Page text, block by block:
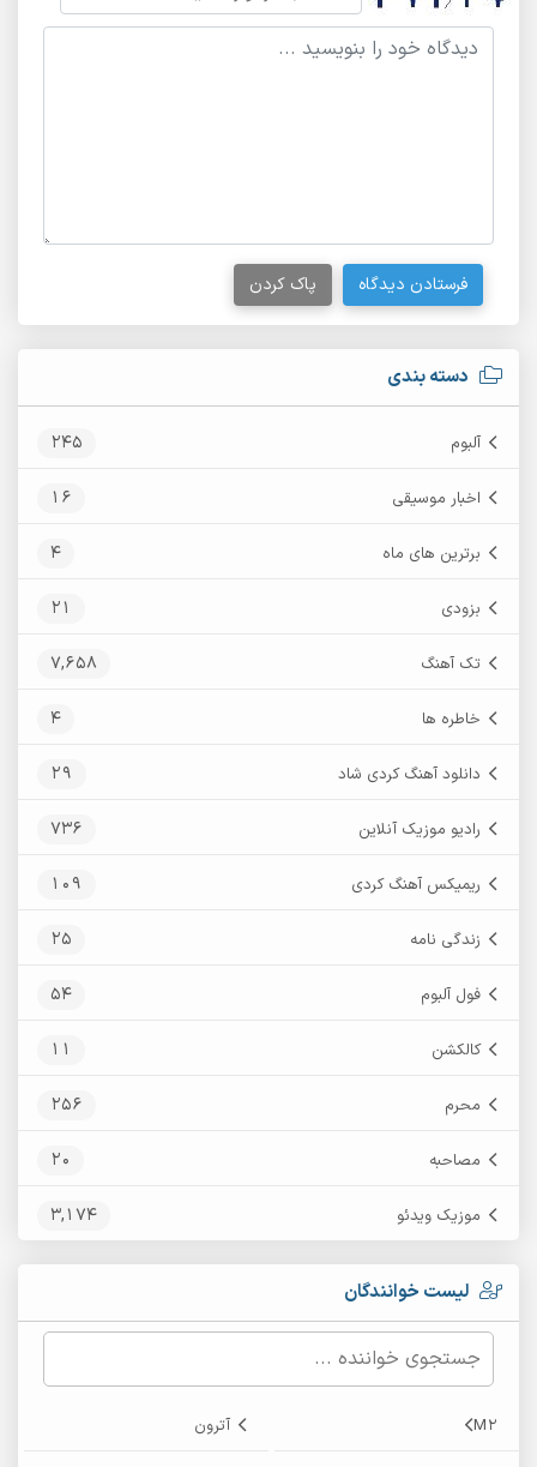
دسته بندی
آلبوم 245
اخبار موسیقی 16
برترین های ماه 4
بزودی 21
تک آهنگ 7,658
خاطره ها 4
دانلود آهنگ کردی شاد 29
رادیو موزیک آنلاین 736
ریمیکس آهنگ کردی 109
زندگی نامه 25
فول آلبوم 54
کالکشن 11
محرم 256
مصاحبه 20
موزیک ویدئو 3,174
لیست خوانندگان
M2 آترون
فرستادن دیدگاه پاک کردن